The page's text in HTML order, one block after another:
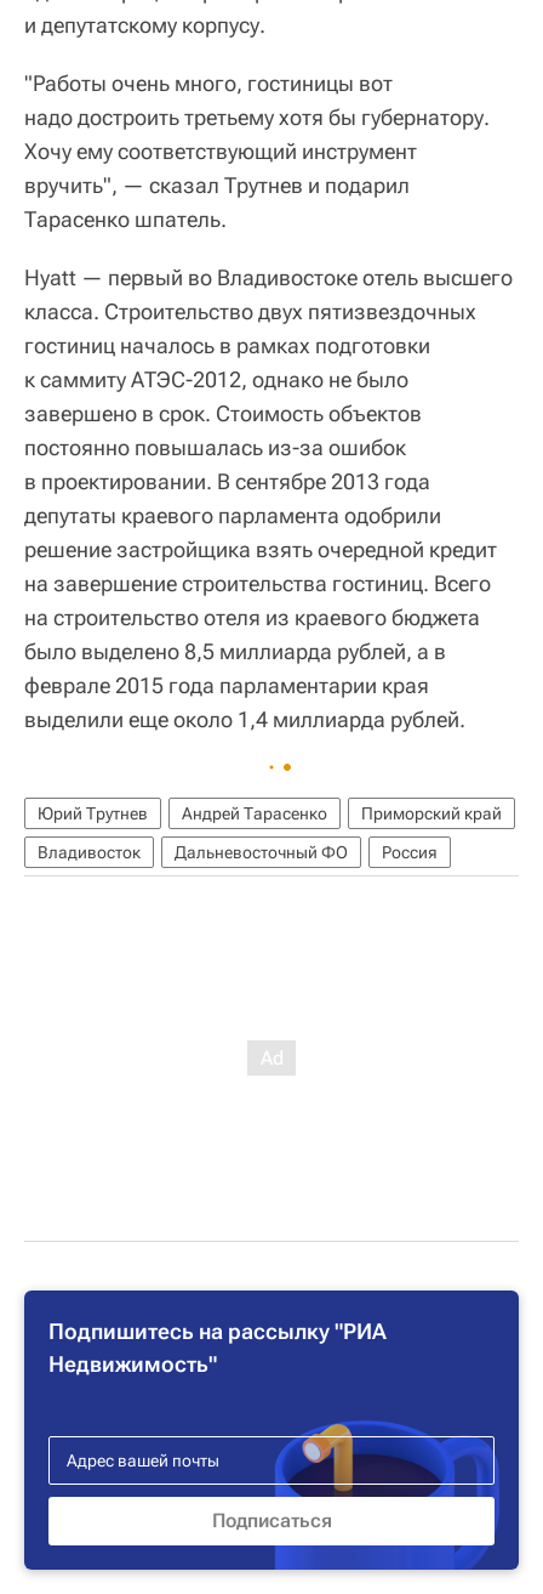
и депутатскому корпусу.
"Работы очень много, гостиницы вот
надо достроить третьему хотя бы губернатору.
Хочу ему соответствующий инструмент
вручить", — сказал Трутнев и подарил
Тарасенко шпатель.
Hyatt — первый во Владивостоке отель высшего
класса. Строительство двух пятизвездочных
гостиниц началось в рамках подготовки
к саммиту АТЭС-2012, однако не было
завершено в срок. Стоимость объектов
постоянно повышалась из-за ошибок
в проектировании. В сентябре 2013 года
депутаты краевого парламента одобрили
решение застройщика взять очередной кредит
на завершение строительства гостиниц. Всего
на строительство отеля из краевого бюджета
было выделено 8,5 миллиарда рублей, а в
феврале 2015 года парламентарии края
выделили еще около 1,4 миллиарда рублей.
Юрий Трутнев Андрей Тарасенко
Приморский край
Владивосток
Дальневосточный ФО Россия
Подпишитесь на рассылку "РИА
Недвижимость"